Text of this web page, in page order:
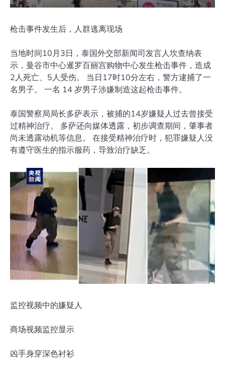
枪击事件发生后，人群逃离现场
当地时间10月3日，泰国外交部新闻司发言人坎查纳表
示，曼谷市中心暹罗百丽宫购物中心发生枪击事件，造成
2人死亡、5人受伤。 当日17时10分左右，警方逮捕了一
名男子。 一名 14 岁男子涉嫌制造这起枪击事件。
泰国警察局局长多萨表示，被捕的14岁嫌疑人过去曾接受
过精神治疗。 多萨还向媒体透露，初步调查期间，肇事者
尚未透露动机等信息。 在接受精神治疗时，犯罪嫌疑人没
有遵守医生的指示服药，导致治疗缺乏。
监控视频中的嫌疑人
商场视频监控显示
凶手身穿深色衬衫